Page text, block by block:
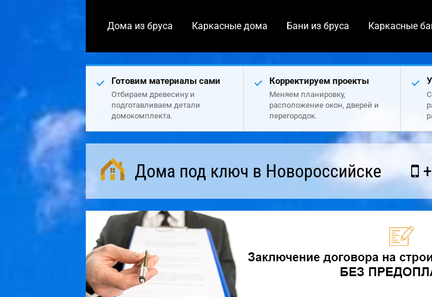
Дома из бруса Каркасные дома Бани из бруса Каркасные
Готовим материалы сами
Отбираем древесину и
подготавливаем детали
домокомплекта.
Корректируем проекты
Меняем планировку,
расположение окон, дверей и
перегородок.
Дома под ключ в Новороссийске